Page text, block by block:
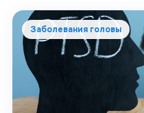
Заболевания головы